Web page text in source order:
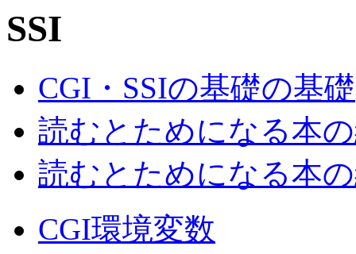
CGI・SSIの基礎の基礎
読むとためになる本
読むとためになる本
CGI環境変数